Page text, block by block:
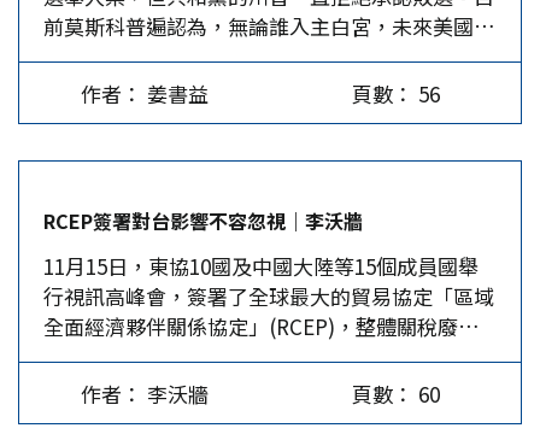
「單邊主義」。…
連任後將立即展開與金正恩的對話。當然，這番話
無論是聽在文在寅或金正恩耳裡都非常愉悅，進而
希望可繼續推動兩韓間的合作與交流。 面對美國
的變天，南韓外交不得不面臨一項新的挑戰。11月
態，但實際上，是去拜訪民主黨可能入主白宮的政
治人物及布魯金斯研究院等，做好日後與拜登政府
的關係才是重點。…
前莫斯科普遍認為，無論誰入主白宮，未來美國都
將採取對俄不利的政策，而且也不會放鬆對俄國經
濟制裁的力度，但在「北溪二號」天然氣管道的問
題上，雙方有可能妥協。此外，美國仍會加強對烏
登上台會加強對俄羅斯的經濟制裁，而且可能增加
一些新的制裁項目。目前美國經濟面臨近百年來的
最大危機，因此有可能犧牲他國利益來挽救本國經
濟，其中當然包括俄羅斯。不少俄國政界人士認
為，由於俄羅斯已摸清川普的行為模式和路數，因
此多傾向支持川普連任，何況拜登在擔任歐巴馬副
手期間，就主張對俄羅斯採取強硬政策。 俄羅斯
全國商業總會駐美代表米金認為，如果拜登確定當
作者： 姜書益 頁數： 56
RCEP簽署對台影響不容忽視｜李沃牆
11月15日，東協10國及中國大陸等15個成員國舉
行視訊高峰會，簽署了全球最大的貿易協定「區域
全面經濟夥伴關係協定」(RCEP)，整體關稅廢除
率高達91%，將對台灣的石化、紡織業造成較大衝
擊，當局宜有因應對策。 東協(ASEAN)10國，以及
日本、中國大陸、南韓、澳洲與紐西蘭等15國於11
作者： 李沃牆 頁數： 60